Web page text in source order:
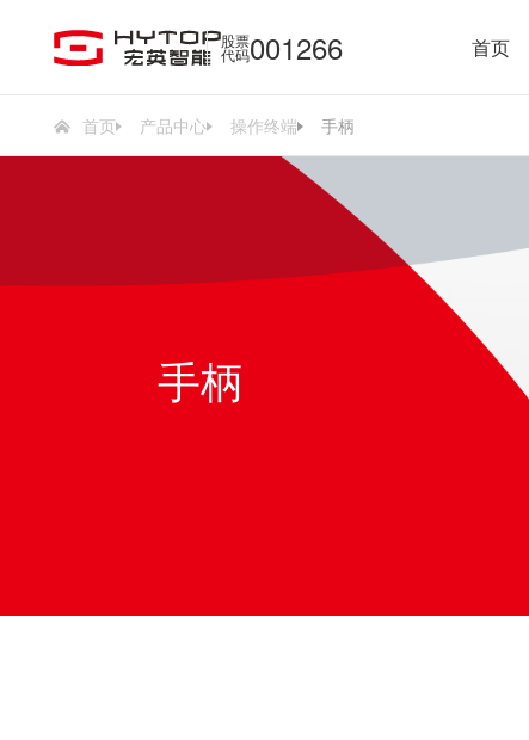
股票
代码001266 首页
首页 产品中心 操作终端 手柄
手柄